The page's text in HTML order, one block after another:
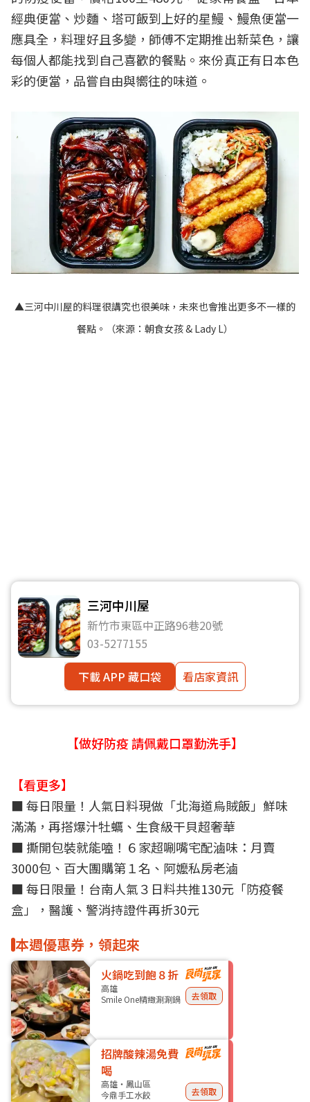
經典便當、炒麵、塔可飯到上好的星鰻、鰻魚便當一
應具全，料理好且多變，師傅不定期推出新菜色，讓
每個人都能找到自己喜歡的餐點。來份真正有日本色
彩的便當，品嘗自由與嚮往的味道。
▲三河中川屋的料理很講究也很美味，未來也會推出更多不一樣的
餐點。（來源： 朝食女孩 & Lady L）
三河中川屋
新竹市東區中正路96巷20號
03-5277155
下載 APP 藏口袋
看店家資訊
【做好防疫 請佩戴口罩勤洗手】
【看更多】
■每日限量！人氣日料現做「北海道烏賊飯」鮮味
滿滿，再搭爆汁牡蠣、生食級干貝超奢華
■ 撕開包裝就能嗑！６家超唰嘴宅配滷味：月賣
3000包、百大團購第１名、阿嬤私房老滷
■ 每日限量！台南人氣３日料共推130元「防疫餐
盒」，醫護、警消持證件再折30元
本週優惠券，領起來
火鍋吃到飽８折
高雄
Smile One精緻涮涮鍋
去領取
招牌酸辣湯免費
喝
高雄・鳳山區
今鼎手工水餃
去領取